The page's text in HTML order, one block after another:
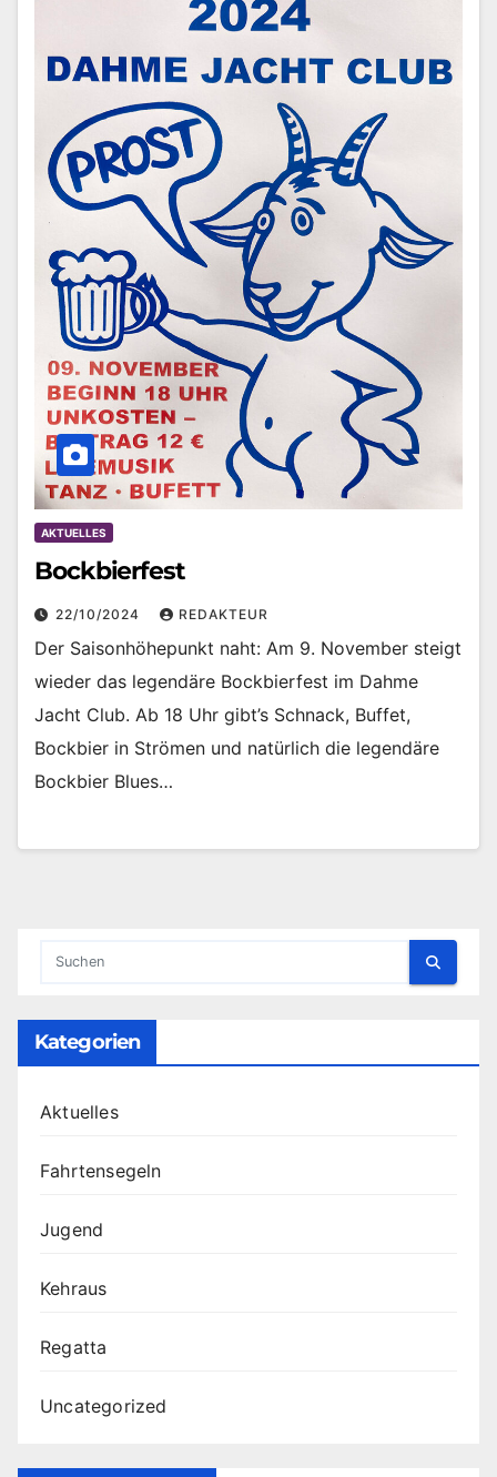
AKTUELLES
Bockbierfest
22/10/2024 REDAKTEUR
Der Saisonhöhepunkt naht: Am 9. November steigt
wieder das legendäre Bockbierfest im Dahme
Jacht Club. Ab 18 Uhr gibt’s Schnack, Buffet,
Bockbier in Strömen und natürlich die legendäre
Bockbier Blues…
Kategorien
Aktuelles
Fahrtensegeln
Jugend
Kehraus
Regatta
Uncategorized